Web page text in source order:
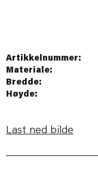
Artikkelnummer:
Materiale:
Bredde:
Høyde:
Last ned bilde